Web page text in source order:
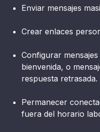
Enviar mensajes
Crear enlaces
Configurar
bienvenida, o
respuesta retrasada.
Permanecer
fuera del horario